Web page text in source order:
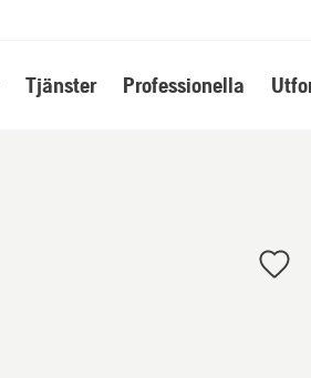
Tjänster Professionella